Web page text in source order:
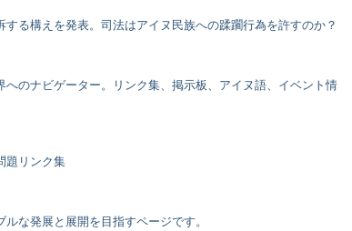
る構えを発表。司法はアイヌ民族への蹂躙行為を許すのか？
のナビゲーター。リンク集、掲示板、アイヌ語、イベント情
題リンク集
な発展と展開を目指すページです。